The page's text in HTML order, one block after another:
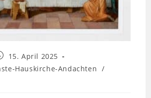
15. April 2025
Hauskirche-Andachten /